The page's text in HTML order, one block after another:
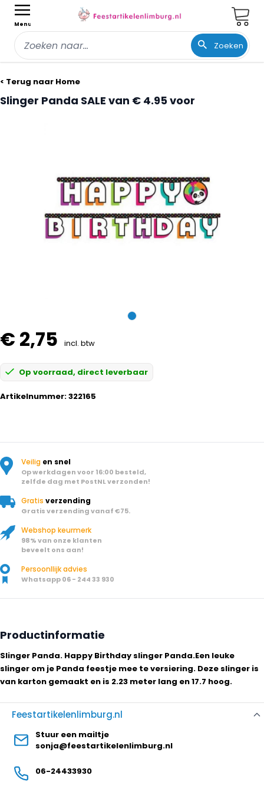
Menu
Zoeken
< Terug naar Home
Slinger Panda SALE van € 4.95 voor
€ 2,75 incl. btw
Op voorraad, direct leverbaar
Artikelnummer:322165
Veilig en snel
Op werkdagen voor 16:00 besteld,
zelfde dag met PostNL verzonden!
Gratis verzending
Gratis verzending vanaf €75.
Webshop keurmerk
98% van onze klanten
beveelt ons aan!
Persoonllijk advies
Whatsapp 06 - 244 33 930
Productinformatie
Slinger Panda. Happy Birthday slinger Panda.Een leuke
slinger om je Panda feestje mee te versiering. Deze slinger is
van karton gemaakt en is 2.23 meter lang en 17.7 hoog.
Feestartikelenlimburg.nl
Stuur een mailtje
sonja@feestartikelenlimburg.nl
06-24433930